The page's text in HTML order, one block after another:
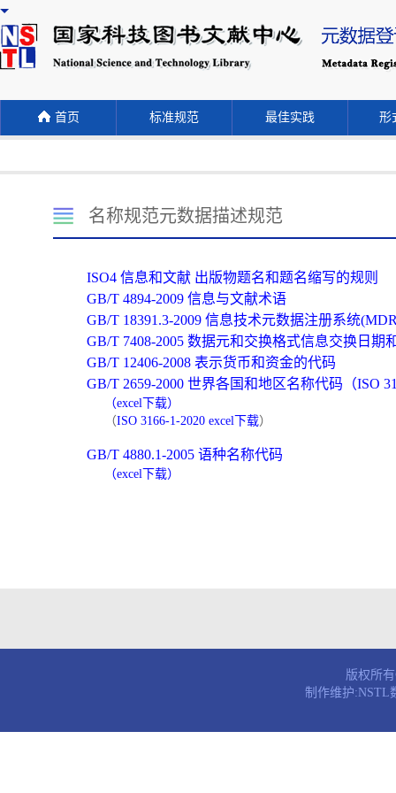
首页 标准规范 最佳实践 形
名称规范元数据描述规范
ISO4 信息和文献 出版物题名和题名缩写的规则
GB/T 4894-2009 信息与文献术语
GB/T 18391.3-2009 信息技术元数据注册系统
GB/T 7408-2005 数据元和交换格式信息交换日期
GB/T 12406-2008 表示货币和资金的代码
GB/T 2659-2000 世界各国和地区名称代码（ISO
（excel下载）
（ISO 3166-1-2020 excel下载）
GB/T 4880.1-2005 语种名称代码
（excel下载）
版权所
制作维护:NSTL